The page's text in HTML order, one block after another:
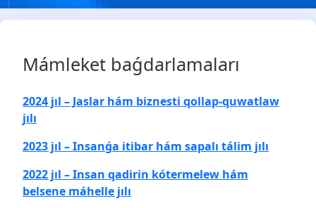
Mámleket baǵdarlamaları
2024 jıl – Jaslar hám biznesti qollap-quwatlaw
jılı
2023 jıl – Insanǵa itibar hám sapalı tálim jılı
2022 jıl – Insan qadirin kótermelew hám
belsene máhelle jılı